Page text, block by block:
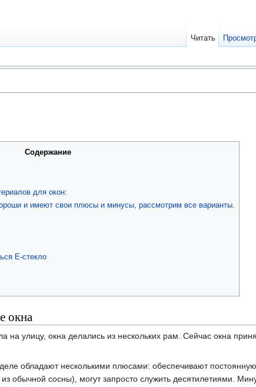
Содержание
для окон:
и имеют свои плюсы и минусы, рассмотрим все варианты.
E-стекло
окна
на улицу, окна делались из нескольких рам. Сейчас окна
обладают несколькими плюсами: обеспечивают
обычной сосны), могут запросто служить десятилетиями.
Читать